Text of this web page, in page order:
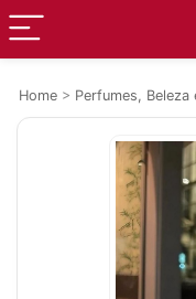
Home > Perfumes, Beleza